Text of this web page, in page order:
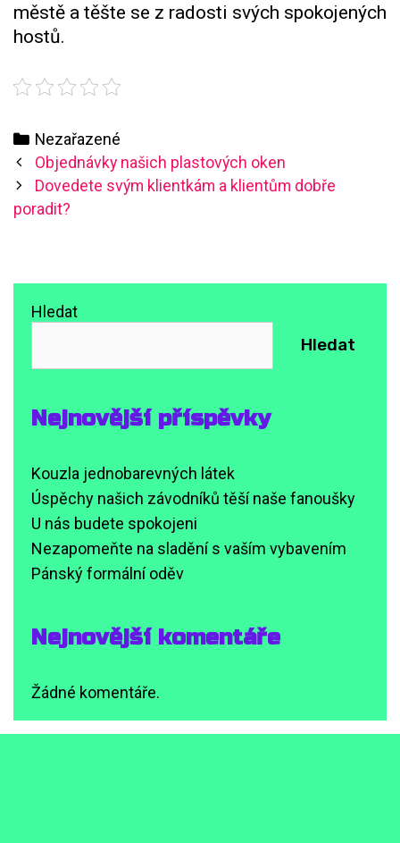
městě a těšte se z radosti svých spokojených
hostů.
Categories
Nezařazené
Post
navigation
Objednávky našich plastových oken
Dovedete svým klientkám a klientům dobře
poradit?
Hledat
Hledat
Nejnovější příspěvky
Kouzla jednobarevných látek
Úspěchy našich závodníků těší naše fanoušky
U nás budete spokojeni
Nezapomeňte na sladění s vaším vybavením
Pánský formální oděv
Nejnovější komentáře
Žádné komentáře.